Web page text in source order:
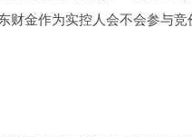
财金作为实控人会不会参与